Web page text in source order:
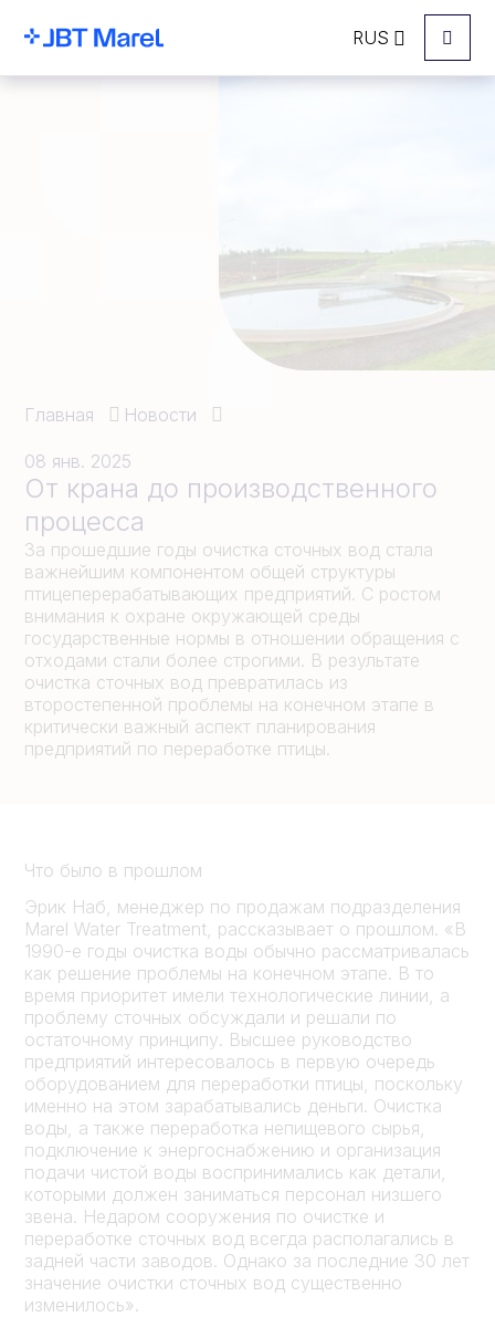
RUS Menu
Главная Новости
08 янв. 2025
От крана до производственного
процесса
За прошедшие годы очистка сточных вод стала
важнейшим компонентом общей структуры
птицеперерабатывающих предприятий. С ростом
внимания к охране окружающей среды
государственные нормы в отношении обращения с
отходами стали более строгими. В результате
очистка сточных вод превратилась из
второстепенной проблемы на конечном этапе в
критически важный аспект планирования
предприятий по переработке птицы.
Что было в прошлом
Эрик Наб, менеджер по продажам подразделения
Marel Water Treatment, рассказывает о прошлом. «В
1990-е годы очистка воды обычно рассматривалась
как решение проблемы на конечном этапе. В то
время приоритет имели технологические линии, а
проблему сточных обсуждали и решали по
остаточному принципу. Высшее руководство
предприятий интересовалось в первую очередь
оборудованием для переработки птицы, поскольку
именно на этом зарабатывались деньги. Очистка
воды, а также переработка непищевого сырья,
подключение к энергоснабжению и организация
подачи чистой воды воспринимались как детали,
которыми должен заниматься персонал низшего
звена. Недаром сооружения по очистке и
переработке сточных вод всегда располагались в
задней части заводов. Однако за последние 30 лет
значение очистки сточных вод существенно
изменилось».